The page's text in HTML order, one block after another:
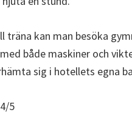
träna kan man besöka
både maskiner och
sig i hotellets egna
5